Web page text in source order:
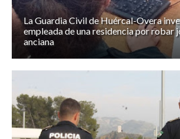
La Guardia Civil de Huércal-Overa
empleada de una residencia por robar
anciana